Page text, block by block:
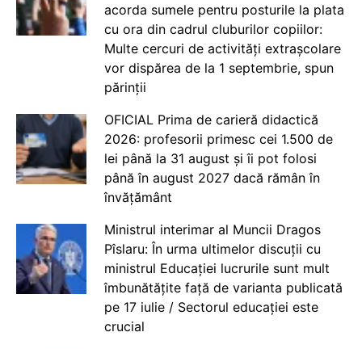
acorda sumele pentru posturile la plata
cu ora din cadrul cluburilor copiilor:
Multe cercuri de activități extrașcolare
vor dispărea de la 1 septembrie, spun
părinții
OFICIAL Prima de carieră didactică
2026: profesorii primesc cei 1.500 de
lei până la 31 august și îi pot folosi
până în august 2027 dacă rămân în
învățământ
Ministrul interimar al Muncii Dragos
Pîslaru: În urma ultimelor discuții cu
ministrul Educației lucrurile sunt mult
îmbunătățite față de varianta publicată
pe 17 iulie / Sectorul educației este
crucial